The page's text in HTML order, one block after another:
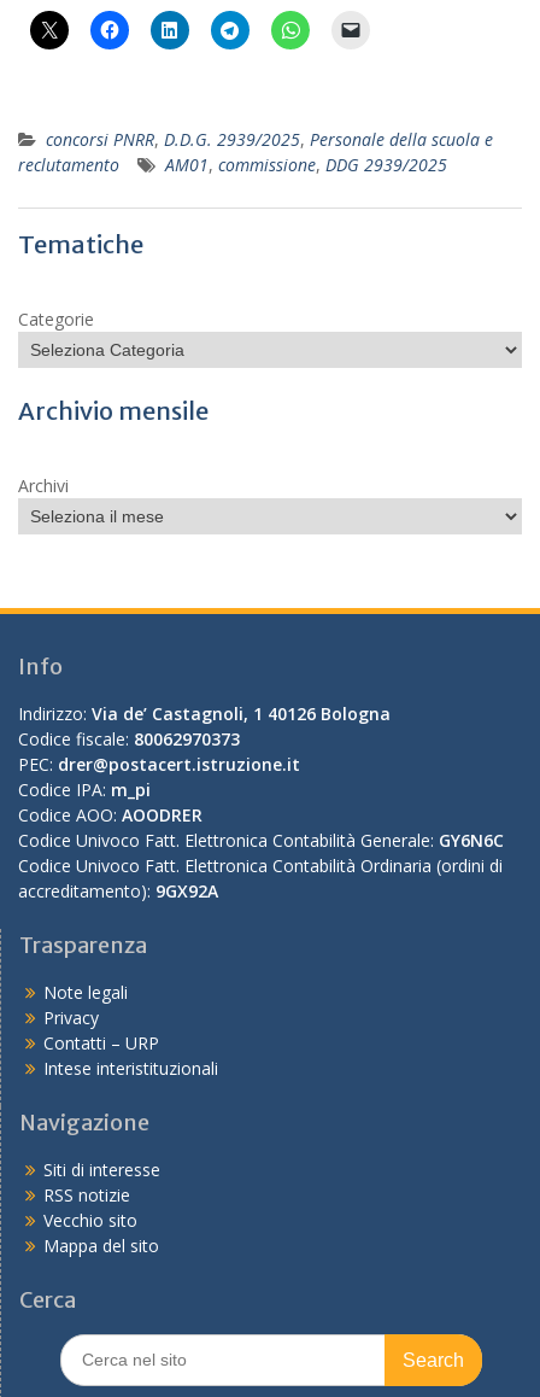
concorsi PNRR, D.D.G. 2939/2025, Personale della scuola e
reclutamento
AM01, commissione, DDG 2939/2025
Tematiche
Categorie
Archivio mensile
Archivi
Info
Indirizzo: Via de’ Castagnoli, 1 40126 Bologna
Codice fiscale: 80062970373
PEC: drer@postacert.istruzione.it
Codice IPA: m_pi
Codice AOO: AOODRER
Codice Univoco Fatt. Elettronica Contabilità Generale: GY6N6C
Codice Univoco Fatt. Elettronica Contabilità Ordinaria (ordini di
accreditamento): 9GX92A
Trasparenza
Note legali
Privacy
Contatti – URP
Intese interistituzionali
Navigazione
Siti di interesse
RSS notizie
Vecchio sito
Mappa del sito
Cerca
Search
for: